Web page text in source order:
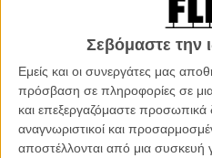
Σεβόμαστε την
Εμείς και οι συνεργάτες μας
πρόσβαση σε πληροφορίες σε
και επεξεργαζόμαστε
αναγνωριστικοί και
αποστέλλονται από μια συσκευή
Τα Οσκαρικά ρεκόρ!